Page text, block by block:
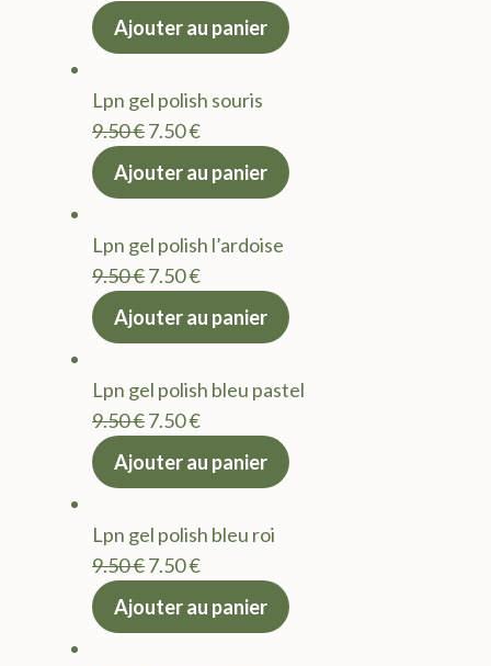
prix
9.50 €.
actuel
7.50 €.
Ajouter au panier
Lpn gel polish souris
9.50€Le
prix
9.50 €.
7.50€Le
actuel
7.50 €.
Ajouter au panier
Lpn gel polish l’ardoise
9.50€Le
prix
9.50 €.
7.50€Le
actuel
7.50 €.
Ajouter au panier
Lpn gel polish bleu pastel
9.50€Le
prix
9.50 €.
7.50€Le
actuel
7.50 €.
Ajouter au panier
Lpn gel polish bleu roi
9.50€Le
prix
7.50€Le
actuel
Ajouter au panier